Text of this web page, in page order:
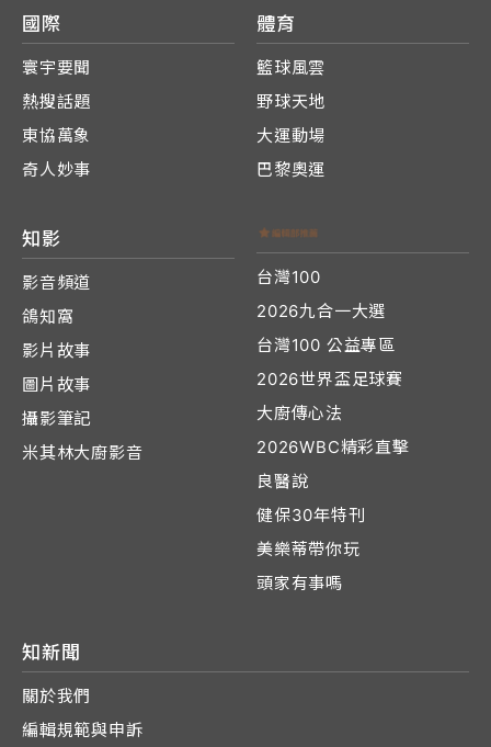
國際
寰宇要聞
熱搜話題
東協萬象
奇人妙事
體育
籃球風雲
野球天地
大運動場
巴黎奧運
知影
影音頻道
鴿知窩
影片故事
圖片故事
攝影筆記
米其林大廚影音
台灣100
2026九合一大選
台灣100 公益專區
2026世界盃足球賽
大廚傳心法
2026WBC精彩直擊
良醫說
健保30年特刊
美樂蒂帶你玩
頭家有事嗎
知新聞
關於我們
編輯規範與申訴